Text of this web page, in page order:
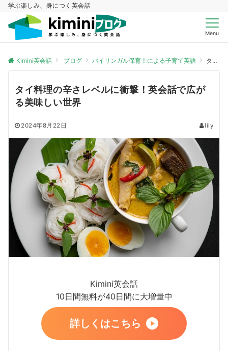
学ぶ楽しみ、身につく英会話
Menu
Kimini英会話 ブログ バイリンガル保育士による子育て英語 タイ料理の辛さレベルに衝撃！英会話で広がる美味しい世界
タイ料理の辛さレベルに衝撃！英会話で広が
る美味しい世界
2024年8月22日 lily
Kimini英会話
10日間無料が40日間に大増量中
詳しくはこちら